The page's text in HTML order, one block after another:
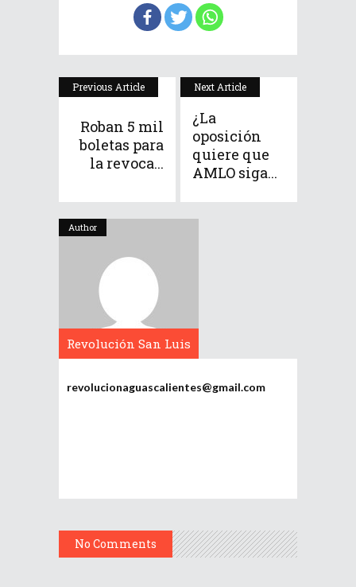
Previous Article
Roban 5 mil
boletas para
la revoca...
Next Article
¿La
oposición
quiere que
AMLO siga...
Author
Revolución San Luis
revolucionaguascalientes@gmail.com
No Comments